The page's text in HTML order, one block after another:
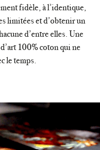
fidèle, à l’identique,
limitées et d’obtenir un
d’entre elles. Une
100% coton qui ne
le temps.